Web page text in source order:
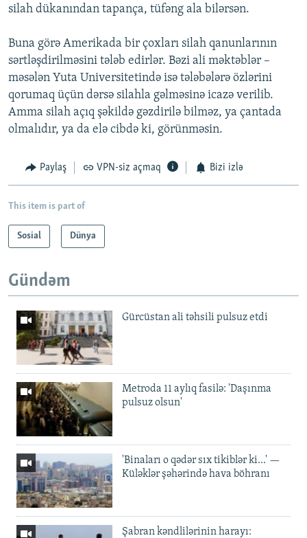
silah dükanından tapança, tüfəng ala bilərsən.
Buna görə Amerikada bir çoxları silah qanunlarının
sərtləşdirilməsini tələb edirlər. Bəzi ali məktəblər –
məsələn Yuta Universitetində isə tələbələrə özlərini
qorumaq üçün dərsə silahla gəlməsinə icazə verilib.
Amma silah açıq şəkildə gəzdirilə bilməz, ya çantada
olmalıdır, ya da elə cibdə ki, görünməsin.
Paylaş VPN-siz açmaq Bizi izlə
This item is part of
Sosial Dünya
Gündəm
Gürcüstan ali təhsili pulsuz etdi
Metroda 11 aylıq fasilə: 'Daşınma
pulsuz olsun'
'Binaları o qədər sıx tikiblər ki...' —
Küləklər şəhərində hava böhranı
Şabran kəndlilərinin harayı: